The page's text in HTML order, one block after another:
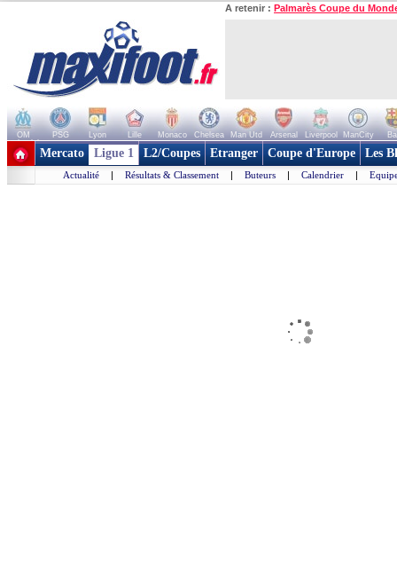
A retenir : Palmarès Coupe du
OM PSG Lyon Lille Monaco Chelsea Man Utd Arsenal Liverpool ManCity
+ de clubs
Mercato Ligue 1 L2/Coupes Etranger Coupe d'Europe Les
Actualité | Résultats & Classement | Buteurs | Calendrier |